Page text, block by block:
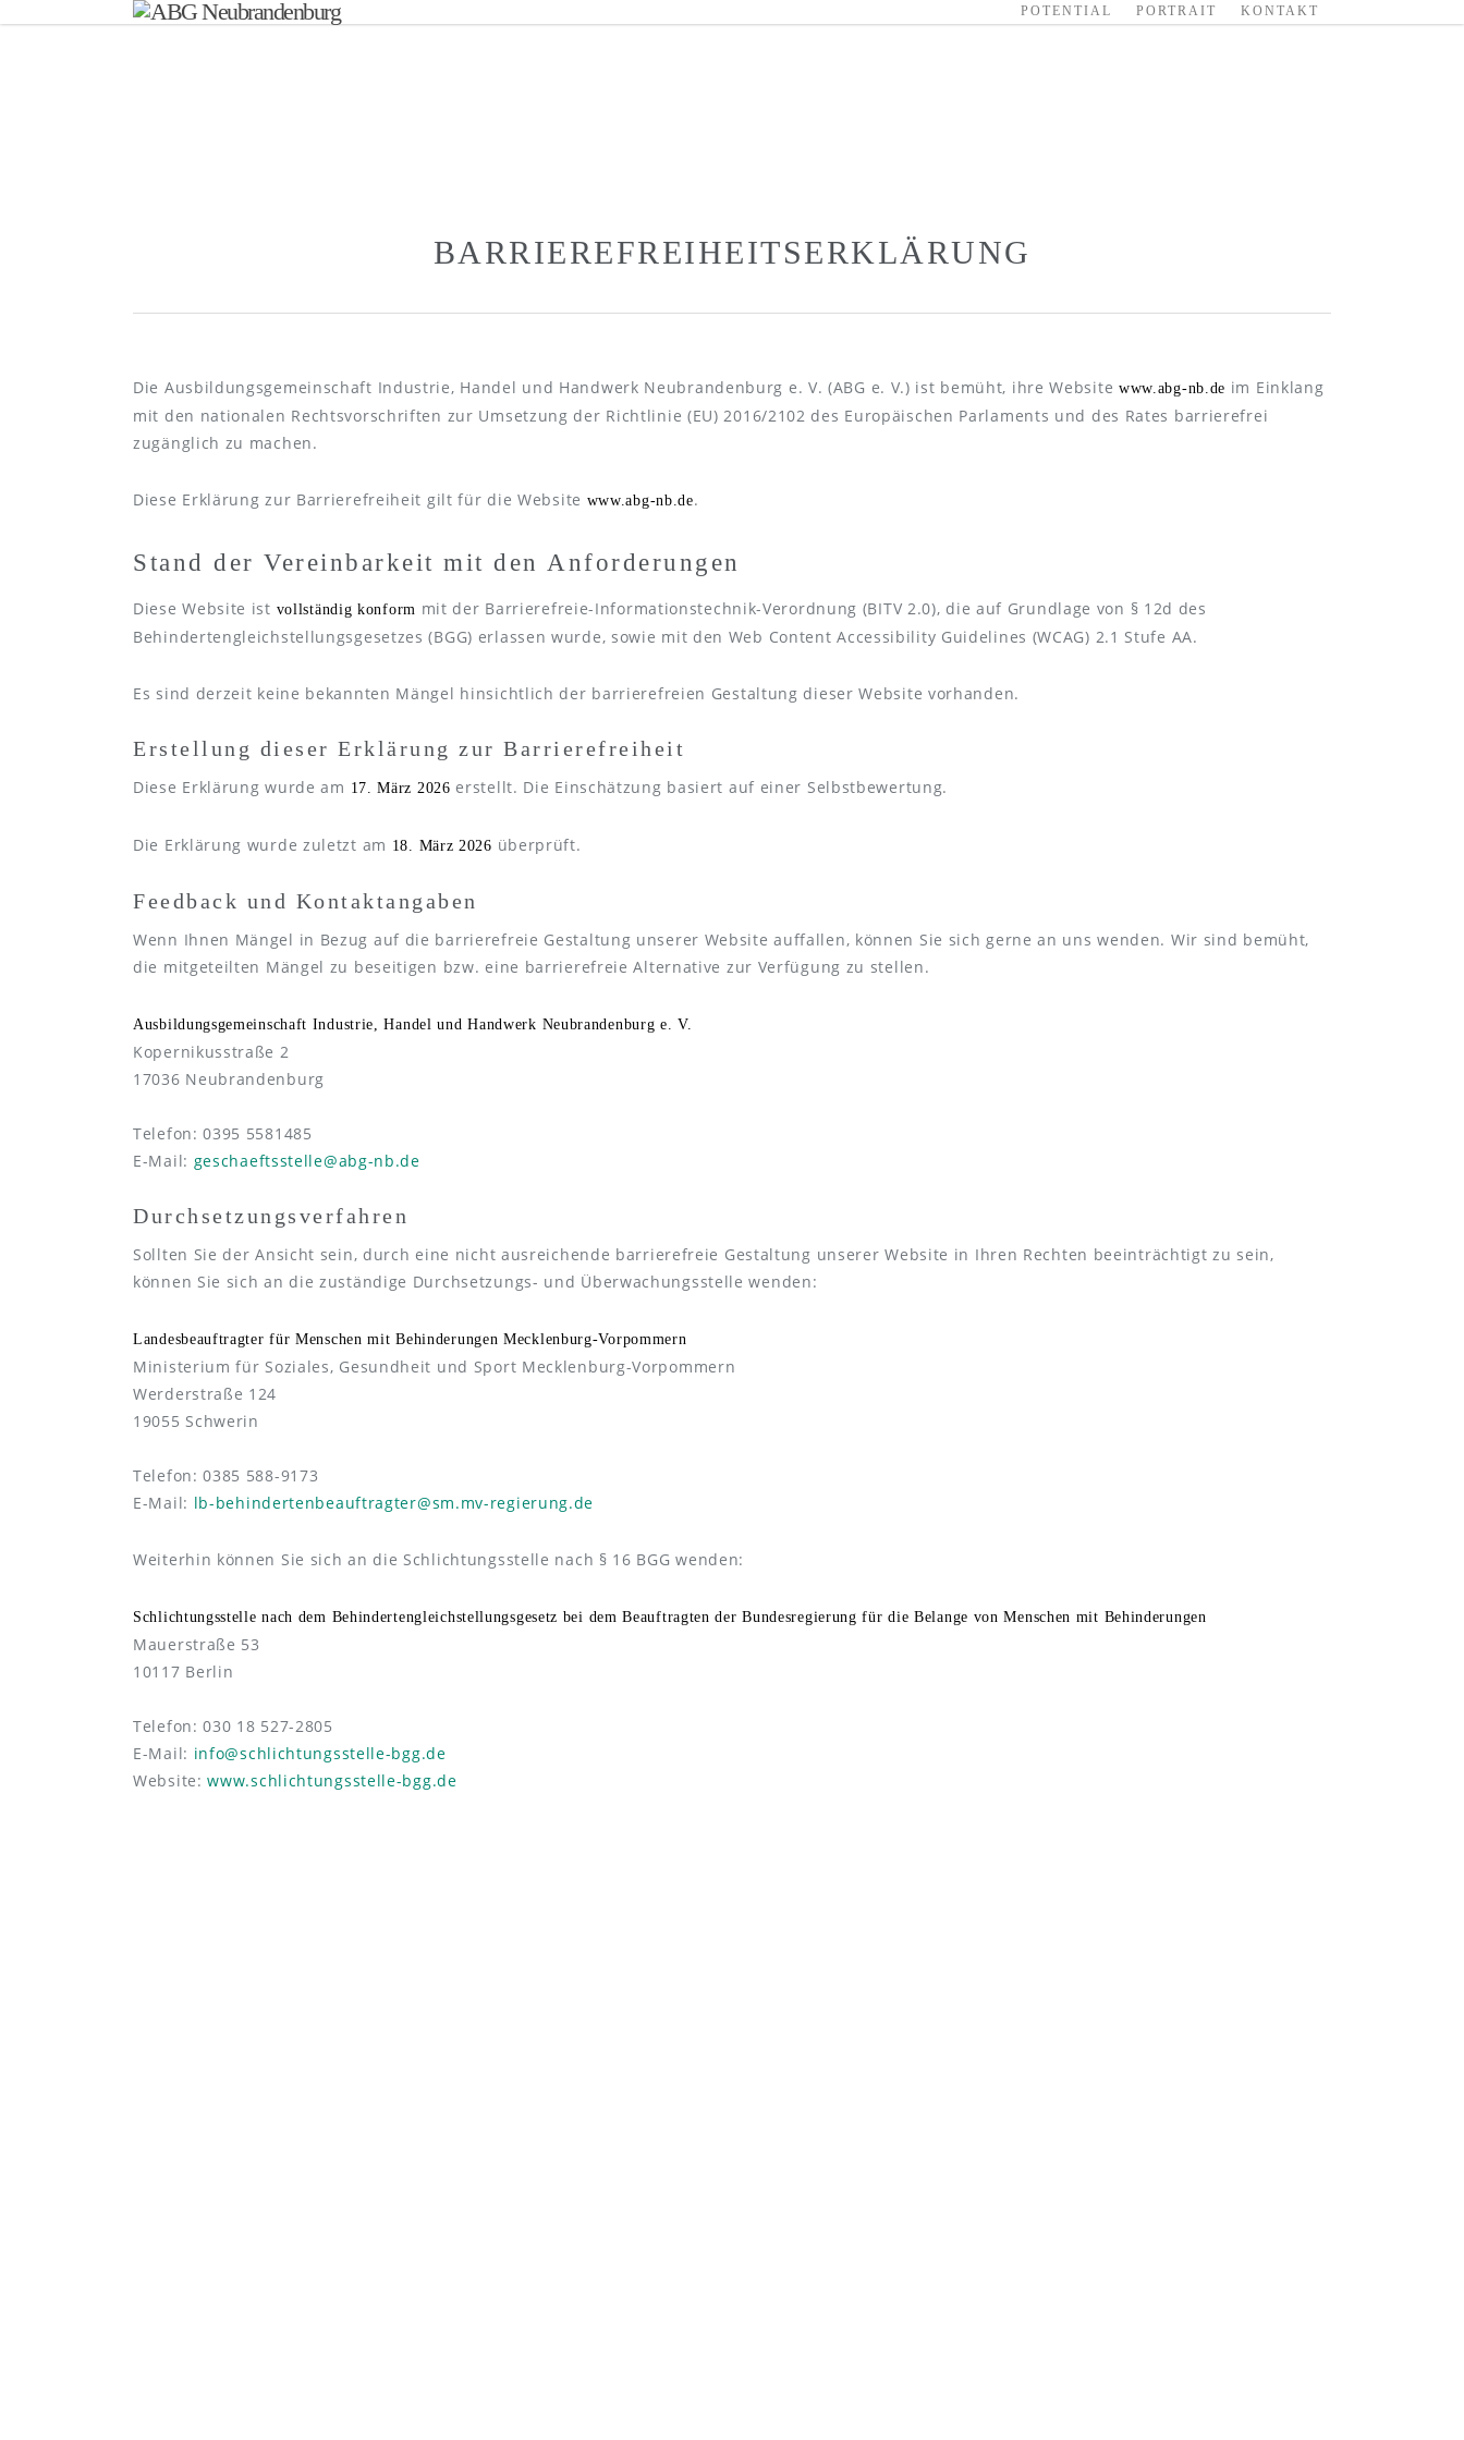
POTENTIAL PORTRAIT KONTAKT
BARRIEREFREIHEITSERKLÄRUNG
Die Ausbildungsgemeinschaft Industrie, Handel und Handwerk Neubrandenburg e. V. (ABG e. V.) ist bemüht, ihre Website www.abg-nb.de im Einklang
mit den nationalen Rechtsvorschriften zur Umsetzung der Richtlinie (EU) 2016/2102 des Europäischen Parlaments und des Rates barrierefrei
zugänglich zu machen.
Diese Erklärung zur Barrierefreiheit gilt für die Website www.abg-nb.de.
Stand der Vereinbarkeit mit den Anforderungen
Diese Website ist vollständig konform mit der Barrierefreie-Informationstechnik-Verordnung (BITV 2.0), die auf Grundlage von § 12d des
Behindertengleichstellungsgesetzes (BGG) erlassen wurde, sowie mit den Web Content Accessibility Guidelines (WCAG) 2.1 Stufe AA.
Es sind derzeit keine bekannten Mängel hinsichtlich der barrierefreien Gestaltung dieser Website vorhanden.
Erstellung dieser Erklärung zur Barrierefreiheit
Diese Erklärung wurde am 17. März 2026 erstellt. Die Einschätzung basiert auf einer Selbstbewertung.
Die Erklärung wurde zuletzt am 18. März 2026 überprüft.
Feedback und Kontaktangaben
Wenn Ihnen Mängel in Bezug auf die barrierefreie Gestaltung unserer Website auffallen, können Sie sich gerne an uns wenden. Wir sind bemüht,
die mitgeteilten Mängel zu beseitigen bzw. eine barrierefreie Alternative zur Verfügung zu stellen.
Ausbildungsgemeinschaft Industrie, Handel und Handwerk Neubrandenburg e. V.
Kopernikusstraße 2
17036 Neubrandenburg
Telefon: 0395 5581485
E-Mail: geschaeftsstelle@abg-nb.de
Durchsetzungsverfahren
Sollten Sie der Ansicht sein, durch eine nicht ausreichende barrierefreie Gestaltung unserer Website in Ihren Rechten beeinträchtigt zu sein,
können Sie sich an die zuständige Durchsetzungs- und Überwachungsstelle wenden:
Landesbeauftragter für Menschen mit Behinderungen Mecklenburg-Vorpommern
Ministerium für Soziales, Gesundheit und Sport Mecklenburg-Vorpommern
Werderstraße 124
19055 Schwerin
Telefon: 0385 588-9173
E-Mail: lb-behindertenbeauftragter@sm.mv-regierung.de
Weiterhin können Sie sich an die Schlichtungsstelle nach § 16 BGG wenden:
Schlichtungsstelle nach dem Behindertengleichstellungsgesetz bei dem Beauftragten der Bundesregierung für die Belange von Menschen mit Behinderungen
Mauerstraße 53
10117 Berlin
Telefon: 030 18 527-2805
E-Mail: info@schlichtungsstelle-bgg.de
Website:www.schlichtungsstelle-bgg.de